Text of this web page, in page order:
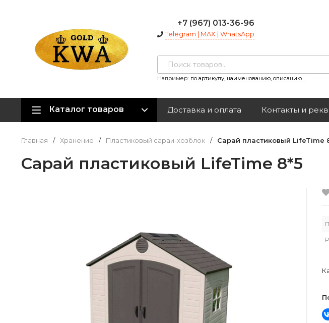
+7 (967) 013-36-96
Telegram | MAX | WhatsApp
Например: по артикулу, наименованию, описанию ...
Каталог товаров Доставка и оплата Контакты и
Главная / Хранение / Пластиковый сараи-хозблок / Сарай пластиковый LifeTime
Сарай пластиковый LifeTime 8*5